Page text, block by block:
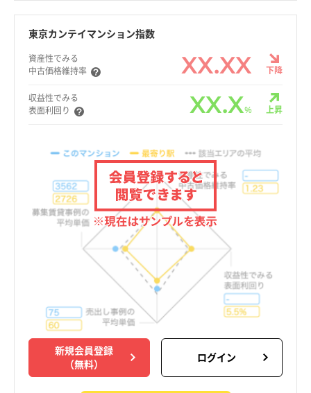
東京カンテイマンション指数
資産性でみる
中古価格維持率
XX.XX 下降
収益性でみる
表面利回り
XX.X% 上昇
新規会員登録
（無料）
ログイン